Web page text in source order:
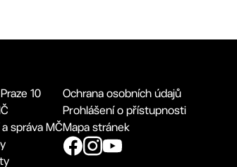
10
správa MČ
Ochrana osobních údajů
Prohlášení o přístupnosti
Mapa stránek